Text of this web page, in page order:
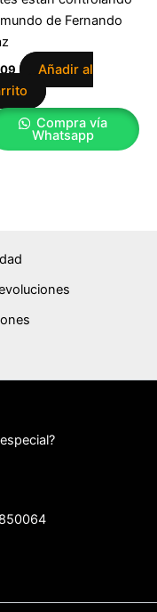
de Fernando
Añadir al
Compra vía
Whatsapp
50064